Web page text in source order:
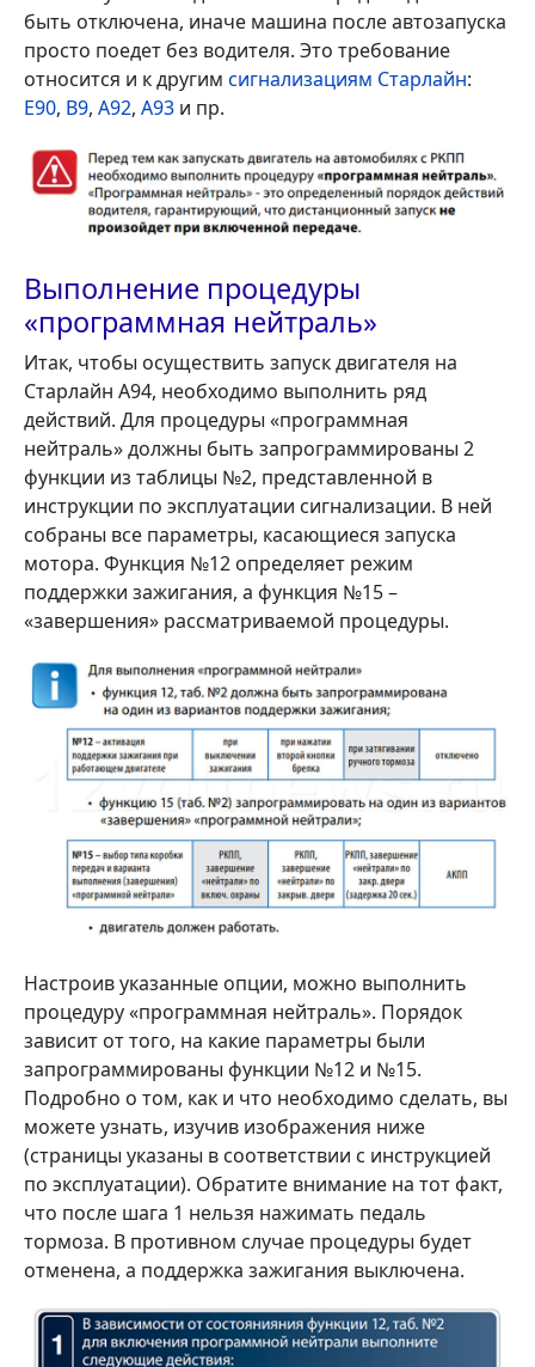
быть отключена, иначе машина после автозапуска
просто поедет без водителя. Это требование
относится и к другим сигнализациям Старлайн:
E90, B9, A92, A93 и пр.
Выполнение процедуры
«программная нейтраль»
Итак, чтобы осуществить запуск двигателя на
Старлайн А94, необходимо выполнить ряд
действий. Для процедуры «программная
нейтраль» должны быть запрограммированы 2
функции из таблицы №2, представленной в
инструкции по эксплуатации сигнализации. В ней
собраны все параметры, касающиеся запуска
мотора. Функция №12 определяет режим
поддержки зажигания, а функция №15 –
«завершения» рассматриваемой процедуры.
Настроив указанные опции, можно выполнить
процедуру «программная нейтраль». Порядок
зависит от того, на какие параметры были
запрограммированы функции №12 и №15.
Подробно о том, как и что необходимо сделать, вы
можете узнать, изучив изображения ниже
(страницы указаны в соответствии с инструкцией
по эксплуатации). Обратите внимание на тот факт,
что после шага 1 нельзя нажимать педаль
тормоза. В противном случае процедуры будет
отменена, а поддержка зажигания выключена.